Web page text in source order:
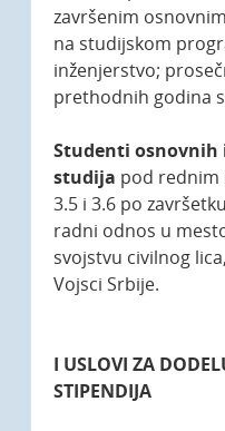
završenim
na studijskom
inženjerstvo;
prethodnih godina
Studenti osnovnih
studija pod rednim
3.5 i 3.6 po
radni odnos u
svojstvu civilnog
Vojsci Srbije.
I USLOVI ZA
STIPENDIJA